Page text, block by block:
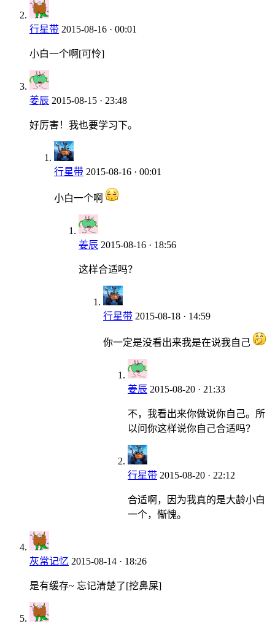
行星带 2015-08-16 · 00:01
小白一个啊[可怜]
姜辰 2015-08-15 · 23:48
好厉害！我也要学习下。
行星带 2015-08-16 · 00:01
小白一个啊
姜辰 2015-08-16 · 18:56
这样合适吗？
行星带 2015-08-18 · 14:59
你一定是没看出来我是在说我自己
姜辰 2015-08-20 · 21:33
不，我看出来你做说你自己。所
以问你这样说你自己合适吗？
行星带 2015-08-20 · 22:12
合适啊，因为我真的是大龄小白
一个，惭愧。
灰常记忆 2015-08-14 · 18:26
是有缓存~ 忘记清楚了[挖鼻屎]